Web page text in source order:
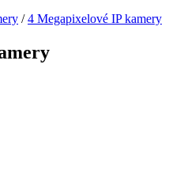
/ 4 Megapixelové IP kamery